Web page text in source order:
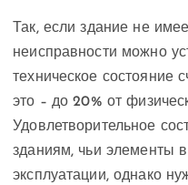
Так, если здание не
неисправности можно
техническое
это – до 20% от
Удовлетворительное
зданиям, чьи элементы
эксплуатации, однако